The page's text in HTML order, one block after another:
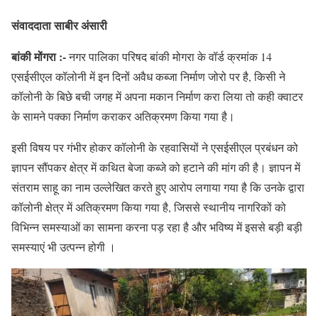
संवाददाता साबीर अंसारी
बांकी मोंगरा :-नगर पालिका परिषद बांकी मोगरा के वॉर्ड क्रमांक 14
एसईसीएल कॉलोनी में इन दिनों अवैध कब्जा निर्माण जोरो पर है, किसी ने
कॉलोनी के बिछे बची जगह में अपना मकान निर्माण करा लिया तो कही क्वाटर
के सामने पक्का निर्माण कराकर अतिक्रमण किया गया है।
इसी विषय पर गंभीर होकर कॉलोनी के रहवासियों ने एसईसीएल प्रबंधन को
ज्ञापन सौंपकर क्षेत्र में कथित बेजा कब्जे को हटाने की मांग की है। ज्ञापन में
संतराम साहू का नाम उल्लेखित करते हुए आरोप लगाया गया है कि उनके द्वारा
कॉलोनी क्षेत्र में अतिक्रमण किया गया है, जिससे स्थानीय नागरिकों को
विभिन्न समस्याओं का सामना करना पड़ रहा है और भविष्य में इससे बड़ी बड़ी
समस्याएं भी उत्पन्न होगी ।